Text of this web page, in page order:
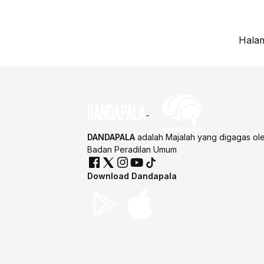
DANDAPALA adalah Majalah yang digagas
Badan Peradilan Umum
Download Dandapala